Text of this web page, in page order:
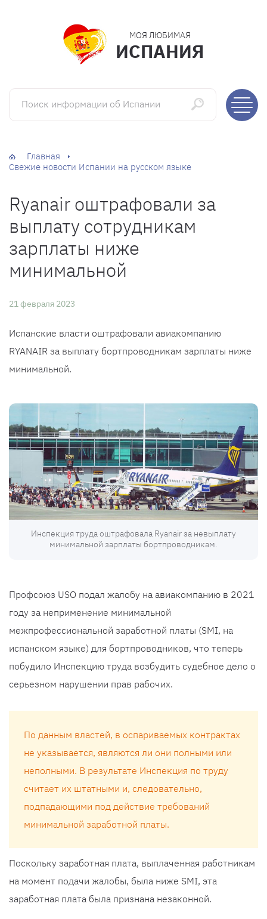
МОЯ ЛЮБИМАЯ
ИСПАНИЯ
Поиск информации об Испании
Главная
Свежие новости Испании на русском языке
Ryanair оштрафовали за
выплату сотрудникам
зарплаты ниже
минимальной
21 февраля 2023
Испанские власти оштрафовали авиакомпанию
RYANAIR за выплату бортпроводникам зарплаты ниже
минимальной.
Инспекция труда оштрафовала Ryanair за невыплату
минимальной зарплаты бортпроводникам.
Профсоюз USO подал жалобу на авиакомпанию в 2021
году за неприменение минимальной
межпрофессиональной заработной платы (SMI, на
испанском языке) для бортпроводников, что теперь
побудило Инспекцию труда возбудить судебное дело о
серьезном нарушении прав рабочих.
По данным властей, в оспариваемых контрактах
не указывается, являются ли они полными или
неполными. В результате Инспекция по труду
считает их штатными и, следовательно,
подпадающими под действие требований
минимальной заработной платы.
Поскольку заработная плата, выплаченная работникам
на момент подачи жалобы, была ниже SMI, эта
заработная плата была признана незаконной.